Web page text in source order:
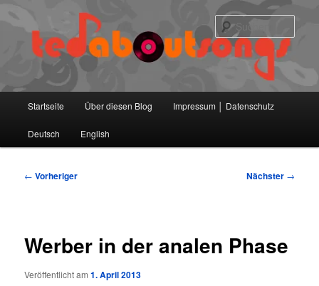
springen
Startseite Über diesen Blog Impressum │ Datenschutz
Deutsch English
Beitragsnavigation
← Vorheriger Nächster →
Werber in der analen Phase
Veröffentlicht am1. April 2013